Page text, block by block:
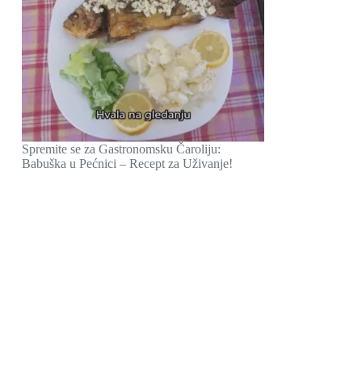
Spremite se za Gastronomsku Čaroliju:
Babuška u Pećnici – Recept za Uživanje!